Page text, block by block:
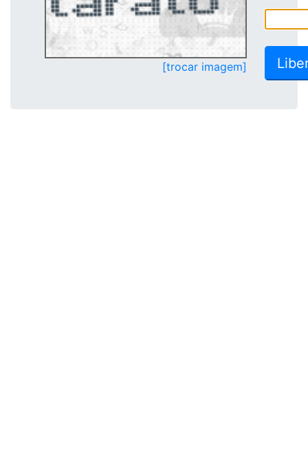
[trocar imagem]